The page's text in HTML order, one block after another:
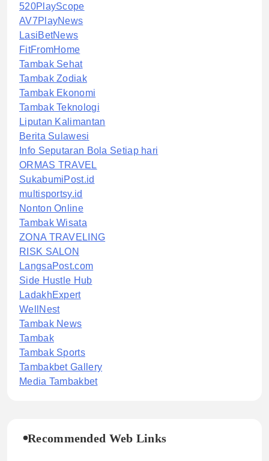
520PlayScope
AV7PlayNews
LasiBetNews
FitFromHome
Tambak Sehat
Tambak Zodiak
Tambak Ekonomi
Tambak Teknologi
Liputan Kalimantan
Berita Sulawesi
Info Seputaran Bola Setiap hari
ORMAS TRAVEL
SukabumiPost.id
multisportsy.id
Nonton Online
Tambak Wisata
ZONA TRAVELING
RISK SALON
LangsaPost.com
Side Hustle Hub
LadakhExpert
WellNest
Tambak News
Tambak
Tambak Sports
Tambakbet Gallery
Media Tambakbet
Recommended Web Links